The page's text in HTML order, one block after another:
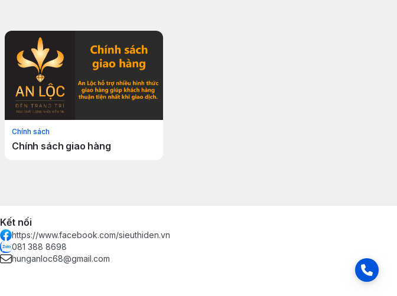
Chính sách
Chính sách giao hàng
Kết nối
https://www.facebook.com/sieuthiden.vn
081 388 8698
hunganloc68@gmail.com